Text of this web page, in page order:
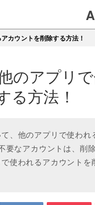
カウントを削除する方法！
のアプリ
る方法！
、他のアプリで使われ
要なアカウントは、削
使われるアカウントを